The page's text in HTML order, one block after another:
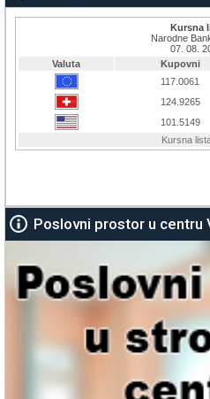
Poslovni prostor u centru